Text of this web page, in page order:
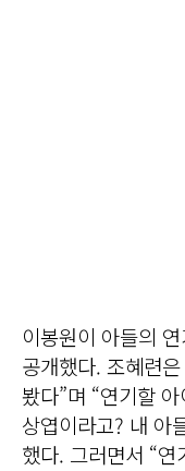
이봉원이 아들의
공개했다. 조혜련
봤다”며 “연기할
상엽이라고? 내 아
했다. 그러면서 “